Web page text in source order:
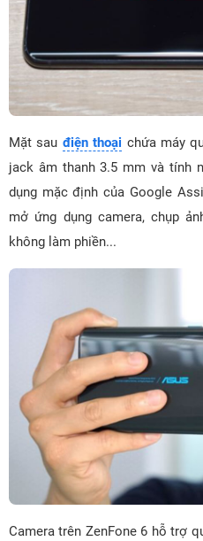
Mặt sau điện thoại chứa máy
jack âm thanh 3.5 mm và tính
dụng mặc định của Google
mở ứng dụng camera, chụp
không làm phiền...
Camera trên ZenFone 6 hỗ trợ